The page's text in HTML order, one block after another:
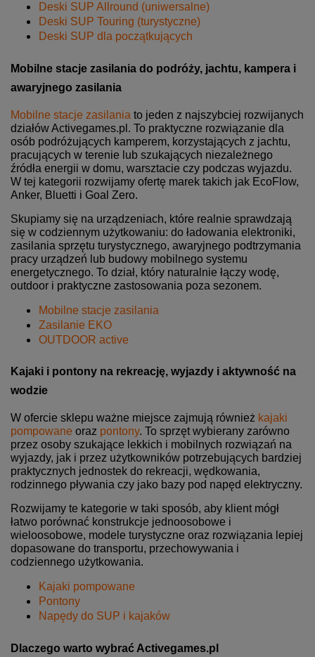
Deski SUP Allround (uniwersalne)
Deski SUP Touring (turystyczne)
Deski SUP dla początkujących
Mobilne stacje zasilania do podróży, jachtu, kampera i
awaryjnego zasilania
Mobilne stacje zasilania to jeden z najszybciej rozwijanych
działów Activegames.pl. To praktyczne rozwiązanie dla
osób podróżujących kamperem, korzystających z jachtu,
pracujących w terenie lub szukających niezależnego
źródła energii w domu, warsztacie czy podczas wyjazdu.
W tej kategorii rozwijamy ofertę marek takich jak EcoFlow,
Anker, Bluetti i Goal Zero.
Skupiamy się na urządzeniach, które realnie sprawdzają
się w codziennym użytkowaniu: do ładowania elektroniki,
zasilania sprzętu turystycznego, awaryjnego podtrzymania
pracy urządzeń lub budowy mobilnego systemu
energetycznego. To dział, który naturalnie łączy wodę,
outdoor i praktyczne zastosowania poza sezonem.
Mobilne stacje zasilania
Zasilanie EKO
OUTDOOR active
Kajaki i pontony na rekreację, wyjazdy i aktywność na
wodzie
W ofercie sklepu ważne miejsce zajmują również kajaki
pompowane oraz pontony. To sprzęt wybierany zarówno
przez osoby szukające lekkich i mobilnych rozwiązań na
wyjazdy, jak i przez użytkowników potrzebujących bardziej
praktycznych jednostek do rekreacji, wędkowania,
rodzinnego pływania czy jako bazy pod napęd elektryczny.
Rozwijamy te kategorie w taki sposób, aby klient mógł
łatwo porównać konstrukcje jednoosobowe i
wieloosobowe, modele turystyczne oraz rozwiązania lepiej
dopasowane do transportu, przechowywania i
codziennego użytkowania.
Kajaki pompowane
Pontony
Napędy do SUP i kajaków
Dlaczego warto wybrać Activegames.pl